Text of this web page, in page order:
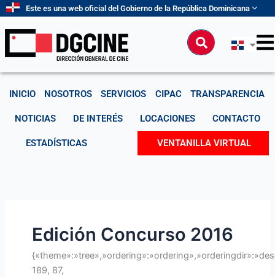
contenido
Este es una web oficial del Gobierno de la República Dominicana
Buscar
INICIO NOSOTROS SERVICIOS CIPAC TRANSPARENCIA
NOTICIAS DE INTERÉS LOCACIONES CONTACTO
ESTADÍSTICAS VENTANILLA VIRTUAL
Edición Concurso 2016
189, 87,
Buscar